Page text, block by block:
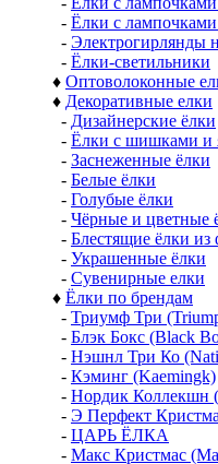
- Ёлки с
- Электрогирлянды
- Ёлки-светильники
♦ Оптоволоконные
♦ Декоративные елки
- Дизайнерские ёлки
- Ёлки с шишками и
- Заснеженные ёлки
- Белые ёлки
- Голубые ёлки
- Чёрные и цветные
- Блестящие ёлки из
- Украшенные ёлки
- Сувенирные елки
♦ Ёлки по брендам
- Триумф Три
- Блэк Бокс (Black
- Нэшнл Три Ко
- Кэминг (Kaemingk)
- Нордик Коллекшн
- Э Перфект
- ЦАРЬ ЁЛКА
- Макс Кристмас